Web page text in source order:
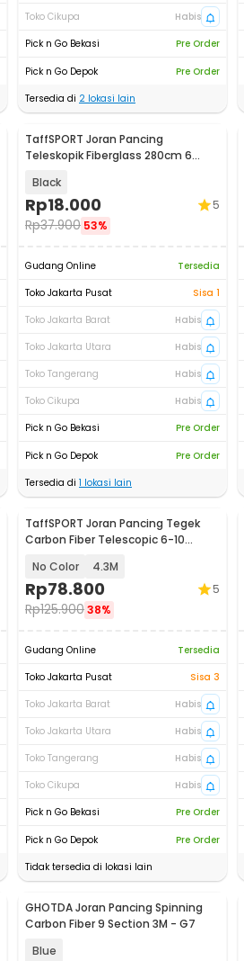
Toko Cikupa
Habis
Pick n Go Bekasi
Pre Order
Pick n Go Depok
Pre Order
Tersedia di 2 lokasi lain
TaffSPORT Joran Pancing
Teleskopik Fiberglass 280cm 6
Black
Rp18.000
Rp37.900 53%
5
Gudang Online
Tersedia
Toko Jakarta Pusat
Sisa 1
Toko Jakarta Barat
Habis
Toko Jakarta Utara
Habis
Toko Tangerang
Habis
Toko Cikupa
Habis
Pick n Go Bekasi
Pre Order
Pick n Go Depok
Pre Order
Tersedia di 1 lokasi lain
TaffSPORT Joran Pancing Tegek
Carbon Fiber Telescopic 6-10
No Color 4.3M
Rp78.800
Rp125.90038%
5
Gudang Online
Tersedia
Toko Jakarta Pusat
Sisa 3
Toko Jakarta Barat
Habis
Toko Jakarta Utara
Habis
Toko Tangerang
Habis
Toko Cikupa
Habis
Pick n Go Bekasi
Pre Order
Pick n Go Depok
Pre Order
Tidak tersedia di lokasi lain
GHOTDA Joran Pancing Spinning
Carbon Fiber 9 Section 3M - G7
Blue